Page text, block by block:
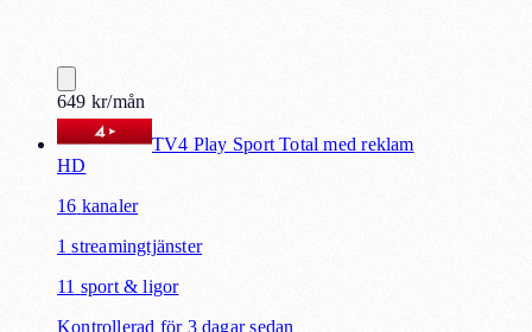
649 kr/mån
TV4 Play Sport Total med reklam
HD
16 kanaler
1 streamingtjänster
11 sport & ligor
Kontrollerad för 3 dagar sedan